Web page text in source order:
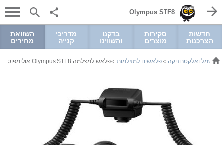
Olympus STF8
חדשות
הצרכנות
סקירות
מוצרים
בדקנו
והשווינו
מדריכי
קנייה
השוואת
מחירים
> חשמל ואלקטרוניקה >פלאשים למצלמות >פלאש למצלמה Olympus STF8 אולימפוס